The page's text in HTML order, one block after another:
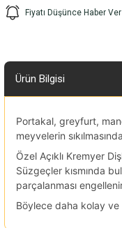
Fiyatı Düşünce Haber Ver
Ürün Bilgisi
Portakal, greyfurt,
meyvelerin
Özel Açıklı Kremyer
Süzgeçler kısmında
parçalanması
Böylece daha kolay ve